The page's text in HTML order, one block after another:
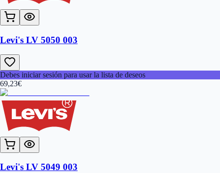
Levi's LV 5050 003
Debes iniciar sesión para usar la lista de deseos
69,23€
Levi's LV 5049 003